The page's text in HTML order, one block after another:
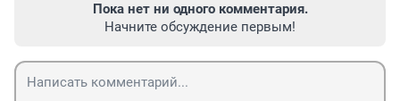
Пока нет ни одного комментария.
Начните обсуждение первым!